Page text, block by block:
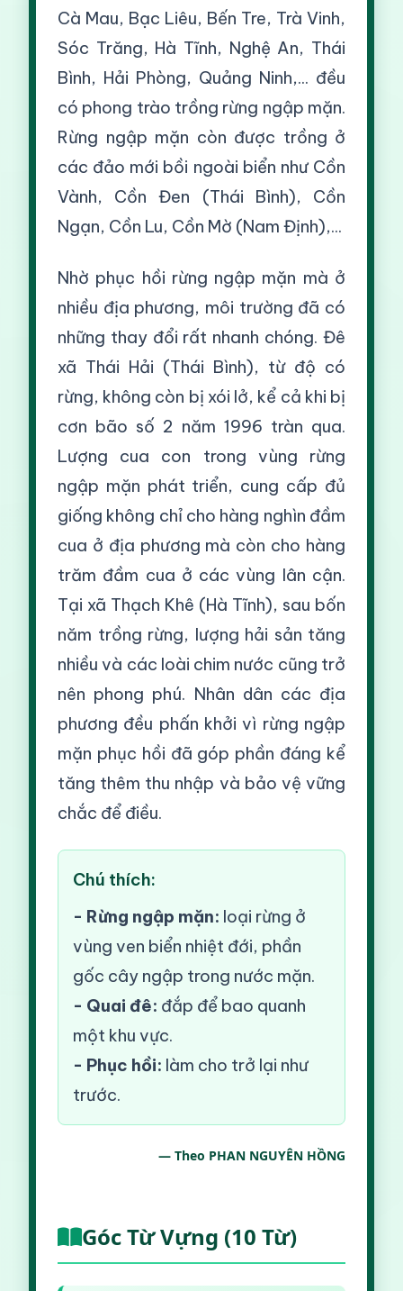
Cà Mau, Bạc Liêu, Bến Tre, Trà Vinh,
Sóc Trăng, Hà Tĩnh, Nghệ An, Thái
Bình, Hải Phòng, Quảng Ninh,... đều
có phong trào trồng rừng ngập mặn.
Rừng ngập mặn còn được trồng ở
các đảo mới bồi ngoài biển như Cồn
Vành, Cồn Đen (Thái Bình), Cồn
Ngạn, Cồn Lu, Cồn Mờ (Nam Định),...
Nhờ phục hồi rừng ngập mặn mà ở
nhiều địa phương, môi trường đã có
những thay đổi rất nhanh chóng. Đê
xã Thái Hải (Thái Bình), từ độ có
rừng, không còn bị xói lở, kể cả khi bị
cơn bão số 2 năm 1996 tràn qua.
Lượng cua con trong vùng rừng
ngập mặn phát triển, cung cấp đủ
giống không chỉ cho hàng nghìn đầm
cua ở địa phương mà còn cho hàng
trăm đầm cua ở các vùng lân cận.
Tại xã Thạch Khê (Hà Tĩnh), sau bốn
năm trồng rừng, lượng hải sản tăng
nhiều và các loài chim nước cũng trở
nên phong phú. Nhân dân các địa
phương đều phấn khởi vì rừng ngập
mặn phục hồi đã góp phần đáng kể
tăng thêm thu nhập và bảo vệ vững
chắc để điều.
Chú thích:
- Rừng ngập mặn: loại rừng ở
vùng ven biển nhiệt đới, phần
gốc cây ngập trong nước mặn.
- Quai đê: đắp để bao quanh
một khu vực.
- Phục hồi: làm cho trở lại như
trước.
— Theo PHAN NGUYÊN HỒNG
Góc Từ Vựng (10 Từ)